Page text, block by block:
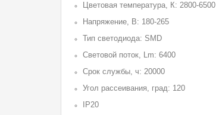
Цветовая температура, К: 2800-6500
Напряжение, В: 180-265
Тип светодиода: SMD
Световой поток, Lm: 6400
Срок службы, ч: 20000
Угол рассеивания, град: 120
IP20